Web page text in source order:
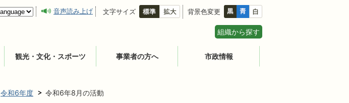
音声読み上げ 文字サイズ 背景色変更
組織から探す
観光・文化・スポーツ 事業者の方へ 市政情報
令和6年度 令和6年8月の活動